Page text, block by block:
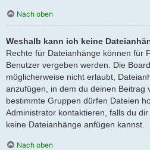
Nach oben
Weshalb kann ich keine
Rechte für Dateianhänge können für
Benutzer vergeben werden. Die
möglicherweise nicht erlaubt,
anzufügen, in dem du deinen Beitrag
bestimmte Gruppen dürfen Dateien
Administrator kontaktieren, falls du
keine Dateianhänge anfügen kannst.
Nach oben